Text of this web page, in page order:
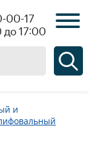
00-17
до 17:00
и